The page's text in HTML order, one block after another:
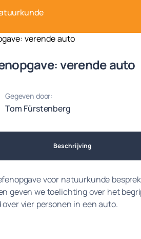
verende auto
Gegeven door:
Tom Fürstenberg
Beschrijving
voor natuurkunde
geven we toelichting over het
over vier personen in een auto.